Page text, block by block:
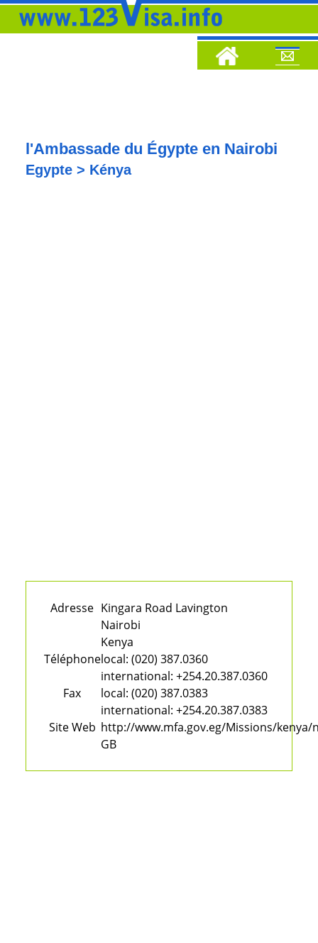
l'Ambassade du Égypte en Nairobi
Egypte > Kénya
Adresse Kingara Road Lavington
Nairobi
Kenya
Téléphonelocal: (020) 387.0360
international: +254.20.387.0360
Fax
local: (020) 387.0383
international: +254.20.387.0383
Site Web http://www.mfa.gov.eg/Missions/
GB